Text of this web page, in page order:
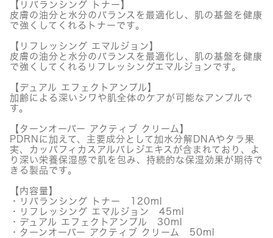
ケ
ア
4
セ
ッ
ト
【リバランシング トナー】
皮膚の油分と水分のバランスを最適化し、肌の基盤を健康
で強くしてくれるトナーです。
【リフレッシング エマルジョン】
皮膚の油分と水分のバランスを最適化し、肌の基盤を健康
で強くしてくれるリフレッシングエマルジョンです。
【デュアル エフェクトアンプル】
加齢による深いシワや肌全体のケアが可能なアンプルで
す。
【ターンオーバー アクティブ クリーム】
PDRNに加えて、主要成分として加水分解DNAやタラ果
実、カッパフィカスアルバレジエキスが含まれており、よ
り深い栄養保湿感で肌を包み、持続的な保湿効果が期待で
きる製品です。
【内容量】
・リバランシング トナー 120ml
・リフレッシング エマルジョン 45ml
・デュアル エフェクトアンプル 30ml
・ターンオーバー アクティブ クリーム 50ml